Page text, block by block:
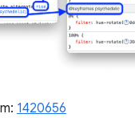
1420656